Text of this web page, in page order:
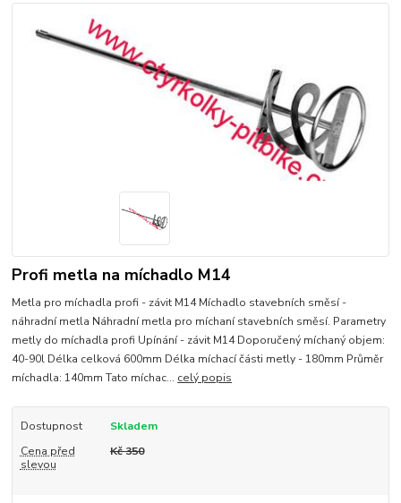
Profi metla na míchadlo M14
Metla pro míchadla profi - závit M14 Míchadlo stavebních směsí -
náhradní metla Náhradní metla pro míchaní stavebních směsí. Parametry
metly do míchadla profi Upínání - závit M14 Doporučený míchaný objem:
40-90l Délka celková 600mm Délka míchací části metly - 180mm Průměr
míchadla: 140mm Tato míchac... celý popis
Dostupnost
Skladem
Cena před
slevou
Kč 350